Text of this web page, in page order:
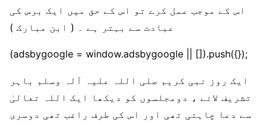
اس کے موجب عمل کرے تو اس کے حق میں ایک برس کی
عبادت سے بہتر ہے ۔ ( ابن مبارک )
(adsbygoogle = window.adsbygoogle || []).push({});
ایک روز نبی کریم صلی اللہ علیہ آلہ وسلم باہر
تشریف لائے ، دومجلسوں کو دیکھا ایک اللہ تعالیٰ
سے دعا چاہتی تھی اور اس کی طرف راغب تھی دوسری